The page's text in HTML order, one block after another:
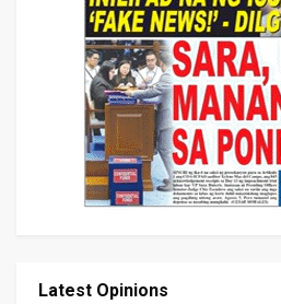
Latest Opinions